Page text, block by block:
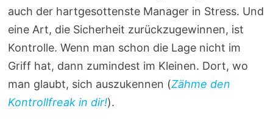
auch der hartgesottenste Manager in Stress. Und
eine Art, die Sicherheit zurückzugewinnen, ist
Kontrolle. Wenn man schon die Lage nicht im
Griff hat, dann zumindest im Kleinen. Dort, wo
man glaubt, sich auszukennen (Zähme den
Kontrollfreak in dir!).